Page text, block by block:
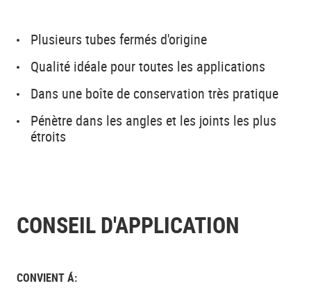
Plusieurs tubes fermés d'origine
Qualité idéale pour toutes les applications
Dans une boîte de conservation très pratique
Pénètre dans les angles et les joints les plus
étroits
CONSEIL D'APPLICATION
CONVIENT Á: